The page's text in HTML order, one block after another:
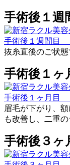
手術後１週
抜糸直後のご状態
手術後１ヶ
眉毛が下がり、
も改善し、二重
手術後３ヶ